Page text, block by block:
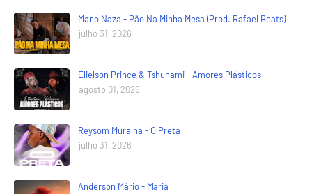
Mano Naza - Pão Na Minha Mesa (Prod. Rafael Beats)
julho 31, 2026
Elielson Prince & Tshunami - Amores Plásticos
agosto 01, 2026
Reysom Muralha - O Preta
julho 31, 2026
Anderson Mário - Maria